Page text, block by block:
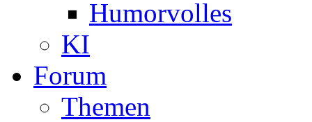
Humorvolles
KI
Forum
Themen